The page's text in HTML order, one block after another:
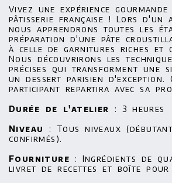
Vivez une expérience
pâtisserie française ! Lors d'un
nous apprendrons toutes les
préparation d'une pâte
à celle de garnitures riches et
Nous découvrirons les
précises qui transforment une
un dessert parisien d'exception.
participant repartira avec sa
Durée de l'atelier : 3 heures
Niveau : Tous niveaux
confirmés).
Fourniture : Ingrédients de
livret de recettes et boîte